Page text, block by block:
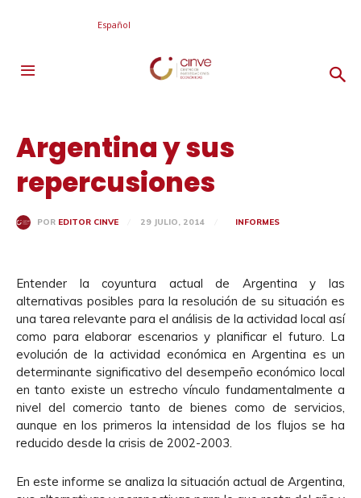
Español
Argentina y sus
repercusiones
POR EDITOR CINVE 29 JULIO, 2014 INFORMES
Entender la coyuntura actual de Argentina y las
alternativas posibles para la resolución de su situación es
una tarea relevante para el análisis de la actividad local así
como para elaborar escenarios y planificar el futuro. La
evolución de la actividad económica en Argentina es un
determinante significativo del desempeño económico local
en tanto existe un estrecho vínculo fundamentalmente a
nivel del comercio tanto de bienes como de servicios,
aunque en los primeros la intensidad de los flujos se ha
reducido desde la crisis de 2002-2003.
En este informe se analiza la situación actual de Argentina,